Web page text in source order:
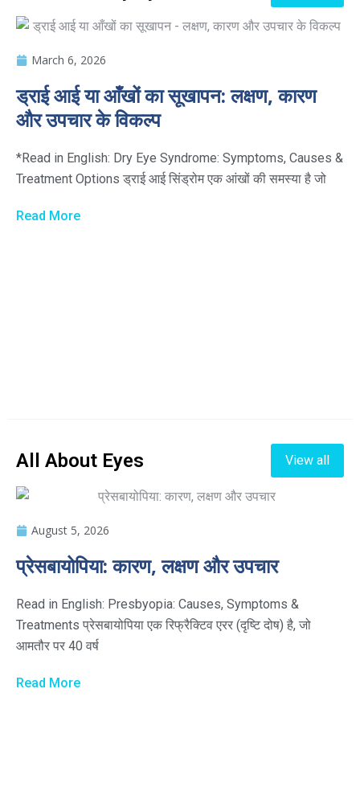
March 6, 2026
ड्राई आई या आँखों का सूखापन: लक्षण, कारण
और उपचार के विकल्प
*Read in English: Dry Eye Syndrome: Symptoms, Causes &
Treatment Options ड्राई आई सिंड्रोम एक आंखों की समस्या है जो
Read More
All About Eyes View all
August 5, 2026
प्रेसबायोपिया: कारण, लक्षण और उपचार
Read in English: Presbyopia: Causes, Symptoms &
Treatments प्रेसबायोपिया एक रिफ्रैक्टिव एरर (दृष्टि दोष) है, जो
आमतौर पर 40 वर्ष
Read More